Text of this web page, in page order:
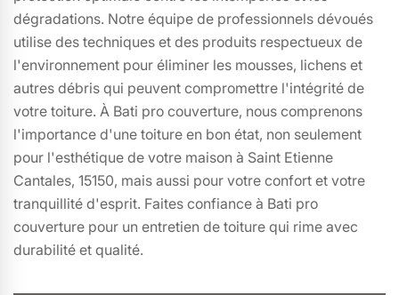
dégradations. Notre équipe de professionnels dévoués
utilise des techniques et des produits respectueux de
l'environnement pour éliminer les mousses, lichens et
autres débris qui peuvent compromettre l'intégrité de
votre toiture. À Bati pro couverture, nous comprenons
l'importance d'une toiture en bon état, non seulement
pour l'esthétique de votre maison à Saint Etienne
Cantales, 15150, mais aussi pour votre confort et votre
tranquillité d'esprit. Faites confiance à Bati pro
couverture pour un entretien de toiture qui rime avec
durabilité et qualité.